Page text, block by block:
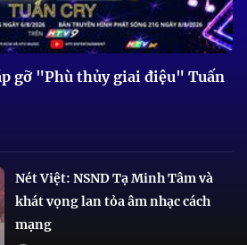
gỡ "Phù thủy giai điệu" Tuấn
Nét Việt: NSND Tạ Minh Tâm và
khát vọng lan tỏa âm nhạc cách
mạng